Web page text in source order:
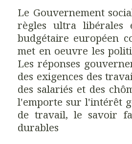
Le Gouvernement
règles ultra
budgétaire européen
met en oeuvre les
Les réponses
des exigences des
des salariés et des
l'emporte sur l'intérêt
de travail, le savoir
durables